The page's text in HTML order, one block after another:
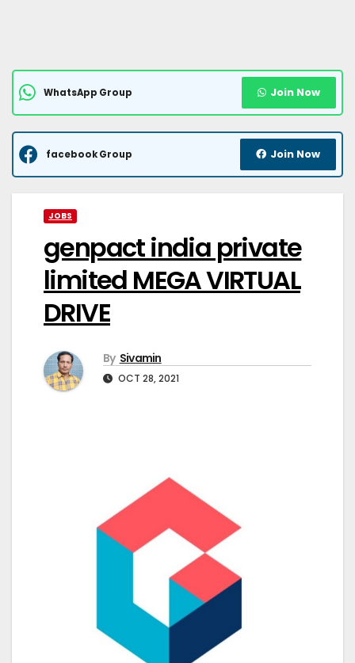
WhatsApp Group Join Now
facebook Group Join Now
JOBS
genpact india private
limited MEGA VIRTUAL
DRIVE
By Sivamin
OCT 28, 2021